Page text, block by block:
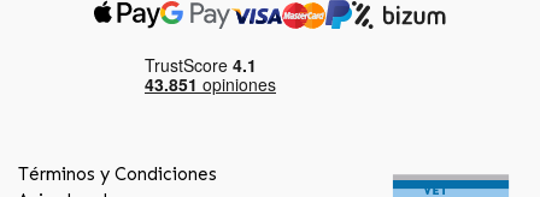
Términos y Condiciones